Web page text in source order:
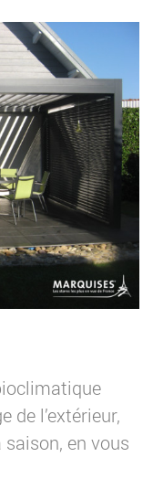
de l’extérieur,
en vous